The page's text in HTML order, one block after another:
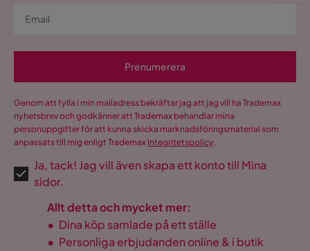
Prenumerera
Genom att fylla i min mailadress bekräftar jag att jag vill ha Trademax
nyhetsbrev och godkänner att Trademax behandlar mina
personuppgifter för att kunna skicka marknadsföringsmaterial som
anpassats till mig enligt Trademax Integritetspolicy.
Ja, tack! Jag vill även skapa ett konto till Mina
sidor.
Allt detta och mycket mer:
• Dina köp samlade på ett ställe
• Personliga erbjudanden online & i butik